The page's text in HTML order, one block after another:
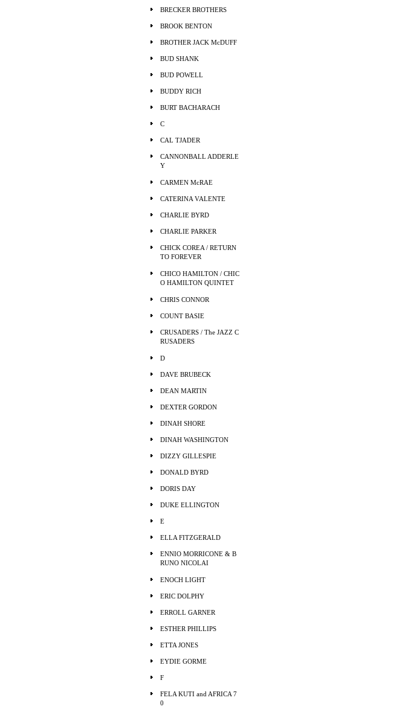
BRECKER BROTHERS
BROOK BENTON
BROTHER JACK McDUFF
BUD SHANK
BUD POWELL
BUDDY RICH
BURT BACHARACH
C
CAL TJADER
CANNONBALL ADDERLE
Y
CARMEN McRAE
CATERINA VALENTE
CHARLIE BYRD
CHARLIE PARKER
CHICK COREA / RETURN
TO FOREVER
CHICO HAMILTON / CHIC
O HAMILTON QUINTET
CHRIS CONNOR
COUNT BASIE
CRUSADERS / The JAZZ C
RUSADERS
D
DAVE BRUBECK
DEAN MARTIN
DEXTER GORDON
DINAH SHORE
DINAH WASHINGTON
DIZZY GILLESPIE
DONALD BYRD
DORIS DAY
DUKE ELLINGTON
E
ELLA FITZGERALD
ENNIO MORRICONE & B
RUNO NICOLAI
ENOCH LIGHT
ERIC DOLPHY
ERROLL GARNER
ESTHER PHILLIPS
ETTA JONES
EYDIE GORME
F
FELA KUTI and AFRICA 7
0